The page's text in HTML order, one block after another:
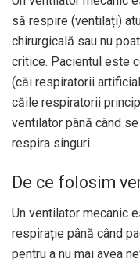
să respire (ventilați)
chirurgicală sau nu
critice. Pacientul este
(căi respiratorii
căile respiratorii
ventilator până când
respira singuri.
De ce folosim
Un ventilator mecanic
respirație până când
pentru a nu mai avea